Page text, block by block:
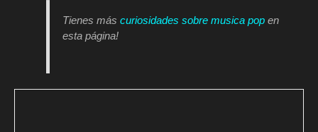
Tienes máscuriosidades sobre musica pop en
esta página!